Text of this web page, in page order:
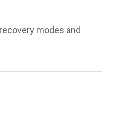
modes and